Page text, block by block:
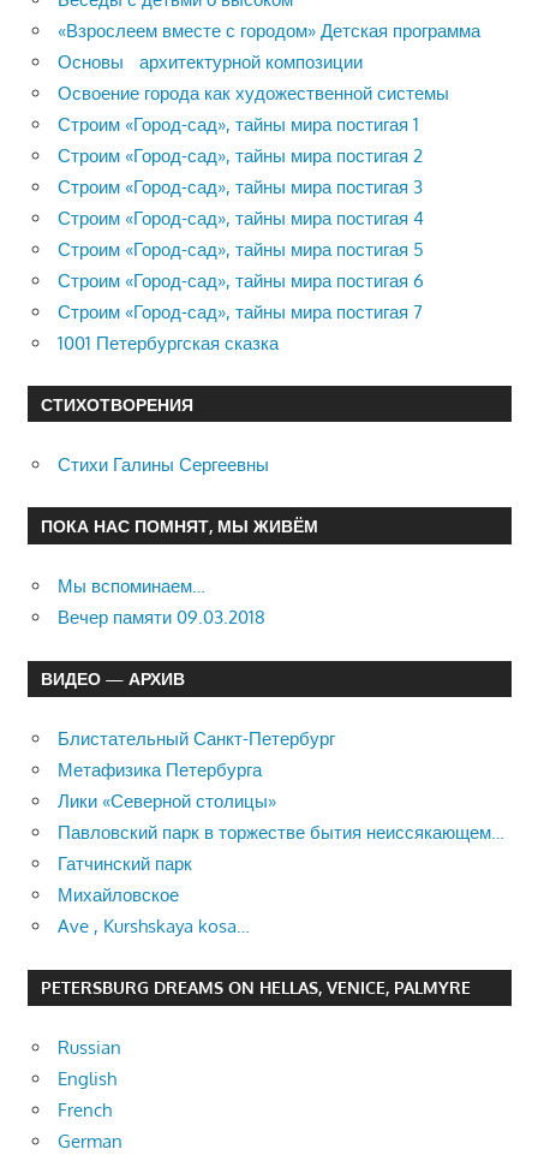
«Взрослеем вместе с городом» Детская программа
Основы архитектурной композиции
Освоение города как художественной системы
Строим «Город-сад», тайны мира постигая 1
Строим «Город-сад», тайны мира постигая 2
Строим «Город-сад», тайны мира постигая 3
Строим «Город-сад», тайны мира постигая 4
Строим «Город-сад», тайны мира постигая 5
Строим «Город-сад», тайны мира постигая 6
Строим «Город-сад», тайны мира постигая 7
1001 Петербургская сказка
СТИХОТВОРЕНИЯ
Стихи Галины Сергеевны
ПОКА НАС ПОМНЯТ, МЫ ЖИВЁМ
Мы вспоминаем…
Вечер памяти 09.03.2018
ВИДЕО — АРХИВ
Блистательный Санкт-Петербург
Метафизика Петербурга
Лики «Северной столицы»
Павловский парк в торжестве бытия неиссякающем…
Гатчинский парк
Михайловское
Ave , Kurshskaya kosa…
PETERSBURG DREAMS ON HELLAS, VENICE, PALMYRE
Russian
English
French
German